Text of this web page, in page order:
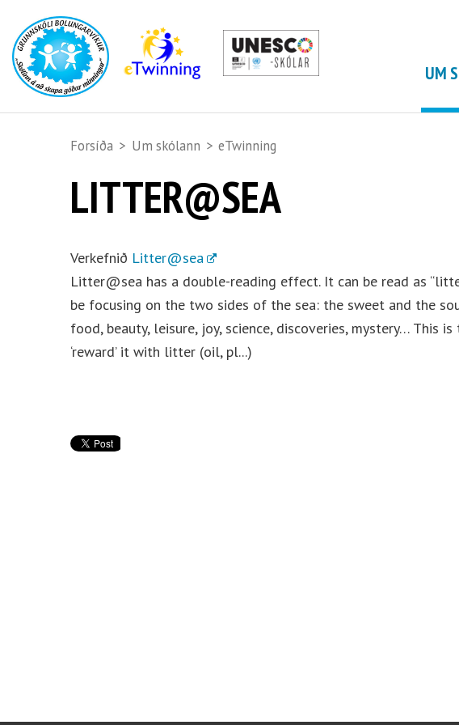
LITTER@SEA
Verkefnið Litter@sea
Litter@sea has a double-reading effect. It can be read as
be focusing on the two sides of the sea: the sweet and the
food, beauty, leisure, joy, science, discoveries, mystery… This
‘reward’ it with litter (oil, pl...)
Forsíða > Um skólann > eTwinning
UM